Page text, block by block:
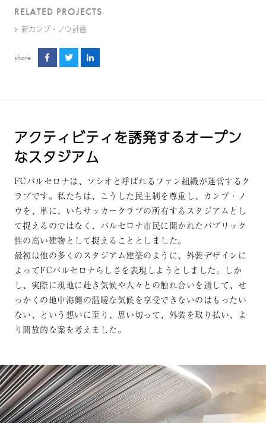
RELATED PROJECTS
新カンプ・ノウ計画
share
アクティビティを誘発するオープン
なスタジアム
FCバルセロナは、ソシオと呼ばれるファン組織が運営するク
ラブです。私たちは、こうした民主制を尊重し、カンプ・ノ
ウを、単に、いちサッカークラブの所有するスタジアムとし
て捉えるのではなく、バルセロナ市民に開かれたパブリック
性の高い建物として捉えることとしました。
最初は他の多くのスタジアム建築のように、外装デザインに
よってFCバルセロナらしさを表現しようとしました。しか
し、実際に現地に赴き気候や人々との触れ合いを通して、せ
っかくの地中海側の温暖な気候を享受できないのはもったい
ない、という想いに至り、思い切って、外装を取り払い、よ
り開放的な案を考えました。